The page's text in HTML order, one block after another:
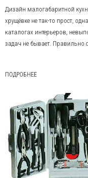
Дизайн малогабаритной
хрущёвке не так-то прост,
каталогах интерьеров,
задач не бывает. Правильно
ПОДРОБНЕЕ